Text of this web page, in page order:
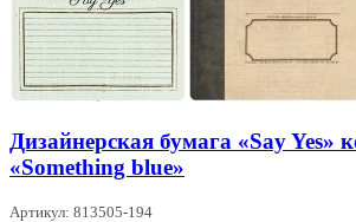
Дизайнерская бумага «Say Yes»
«Something blue»
Артикул: 813505-194